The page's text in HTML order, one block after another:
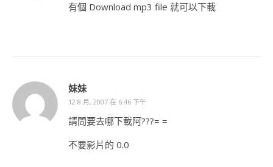
有個 Download mp3 file 就可以下載
妹妹
12 8 月, 2007 在 6:46 下午
請問要去哪下載阿???= =
不要影片的 0.0